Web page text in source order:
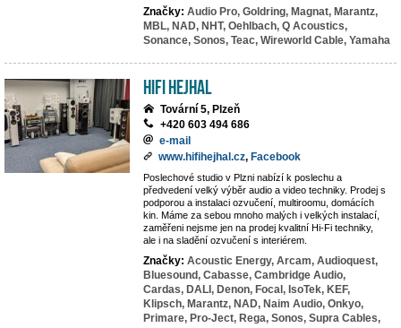
Značky: Audio Pro, Goldring, Magnat, Marantz,
MBL, NAD, NHT, Oehlbach, Q Acoustics,
Sonance, Sonos, Teac, Wireworld Cable, Yamaha
Hifi Hejhal
Tovární 5, Plzeň
+420 603 494 686
e-mail
www.hifihejhal.cz, Facebook
Poslechové studio v Plzni nabízí k poslechu a
předvedení velký výběr audio a video techniky. Prodej s
podporou a instalaci ozvučení, multiroomu, domácích
kin. Máme za sebou mnoho malých i velkých instalací,
zaměřeni nejsme jen na prodej kvalitní Hi-Fi techniky,
ale i na sladění ozvučení s interiérem.
Značky: Acoustic Energy, Arcam, Audioquest,
Bluesound, Cabasse, Cambridge Audio,
Cardas, DALI, Denon, Focal, IsoTek, KEF,
Klipsch, Marantz, NAD, Naim Audio, Onkyo,
Primare, Pro-Ject, Rega, Sonos, Supra Cables,